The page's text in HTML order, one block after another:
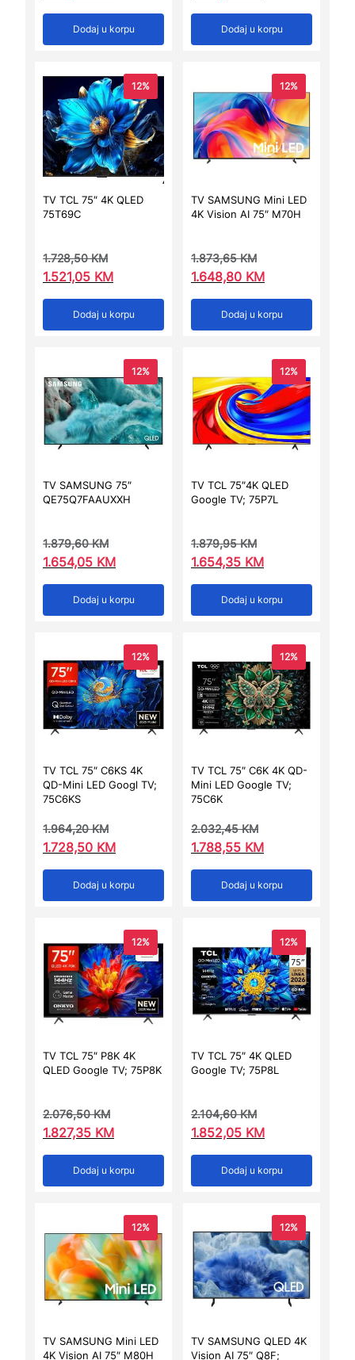
Dodaj u korpu Dodaj u korpu
12%
TV TCL 75″ 4K QLED
75T69C
1.728,50KM
1.521,05 KM
Dodaj u korpu
12%
TV SAMSUNG Mini LED
4K Vision AI 75″ M70H
1.873,65KM
1.648,80 KM
Dodaj u korpu
12%
TV SAMSUNG 75″
QE75Q7FAAUXXH
1.879,60KM
1.654,05 KM
Dodaj u korpu
12%
TV TCL 75″4K QLED
Google TV; 75P7L
1.879,95KM
1.654,35 KM
Dodaj u korpu
12%
TV TCL 75″ C6KS 4K
QD-Mini LED Googl TV;
75C6KS
1.964,20KM
1.728,50 KM
Dodaj u korpu
12%
TV TCL 75″ C6K 4K QD-
Mini LED Google TV;
75C6K
2.032,45KM
1.788,55 KM
Dodaj u korpu
12%
TV TCL 75″ P8K 4K
QLED Google TV; 75P8K
2.076,50KM
1.827,35 KM
Dodaj u korpu
12%
TV TCL 75″ 4K QLED
Google TV; 75P8L
2.104,60KM
1.852,05 KM
Dodaj u korpu
12%
TV SAMSUNG Mini LED
4K Vision AI 75″ M80H
12%
TV SAMSUNG QLED 4K
Vision AI 75″ Q8F;